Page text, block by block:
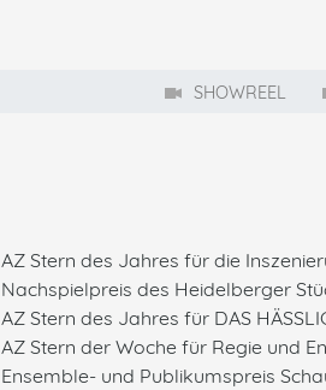
SHOWREEL
AZ Stern des Jahres für die
Nachspielpreis des Heidelberger
AZ Stern des Jahres für DAS
AZ Stern der Woche für Regie und
Ensemble- und Publikumspreis